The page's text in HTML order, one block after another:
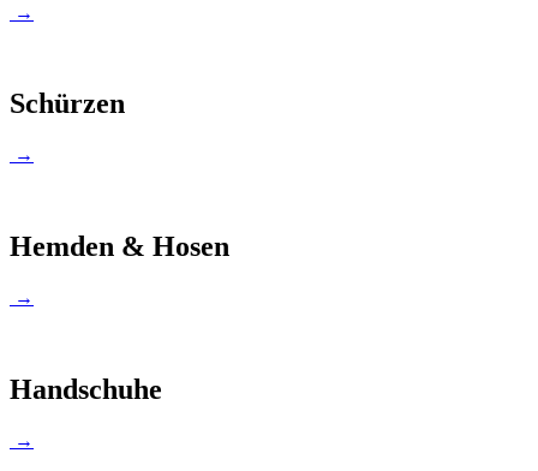
→
Schürzen
→
Hemden & Hosen
→
Handschuhe
→